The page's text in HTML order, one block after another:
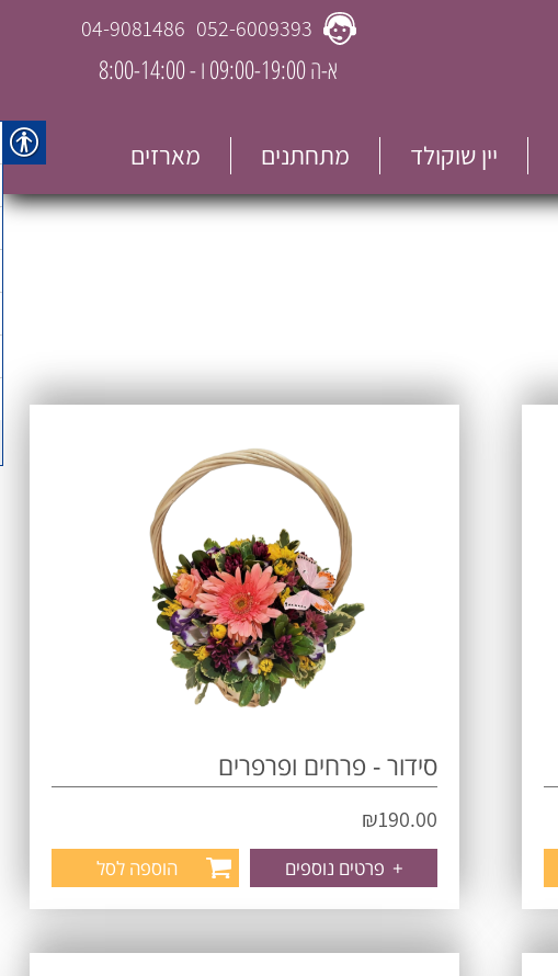
052-6009393
04-9081486
א-ה 09:00-19:00 ו - 8:00-14:00
יין שוקולד מתחתנים מארזים
סידור - פרחים ופרפרים
₪190.00
+ פרטים נוספים הוספה לסל